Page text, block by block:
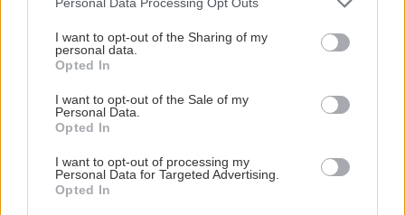
not limited to your visit or usage behaviour. You may click to
grant or deny consent to Google and its third-party tags to
use your data for below specified purposes in below Google
consent section.
I want to opt-out of the Sharing of my
personal data.
Opted In
I want to opt-out of the Sale of my
Personal Data.
Opted In
I want to opt-out of processing my
Personal Data for Targeted Advertising.
Opted In
KHK Summer Camp 2026
KHK värvar centern Jonathan Andersen Publicerad 2026-06-